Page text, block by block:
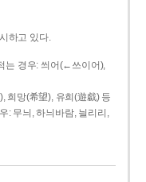
하고 있다.
는 경우: 씌어(←쓰이어),
희망(希望), 유희(遊戱) 등
: 무늬, 하늬바람, 늴리리,